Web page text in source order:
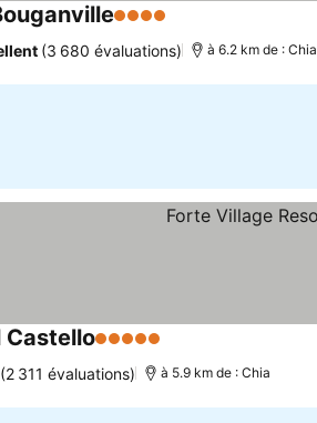
4 Étoiles
(3 680 évaluations) à 6.2 km de : Chia
Castello5 Étoiles
(2 311 évaluations) à 5.9 km de : Chia